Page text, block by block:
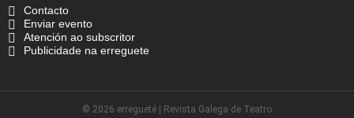
Contacto
Enviar evento
Atención ao subscritor
Publicidade na erreguete
© 2026 erregueté | Revista Galega de Teatro